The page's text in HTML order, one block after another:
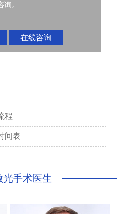
询。
在线咨询
程
间表
光手术医生